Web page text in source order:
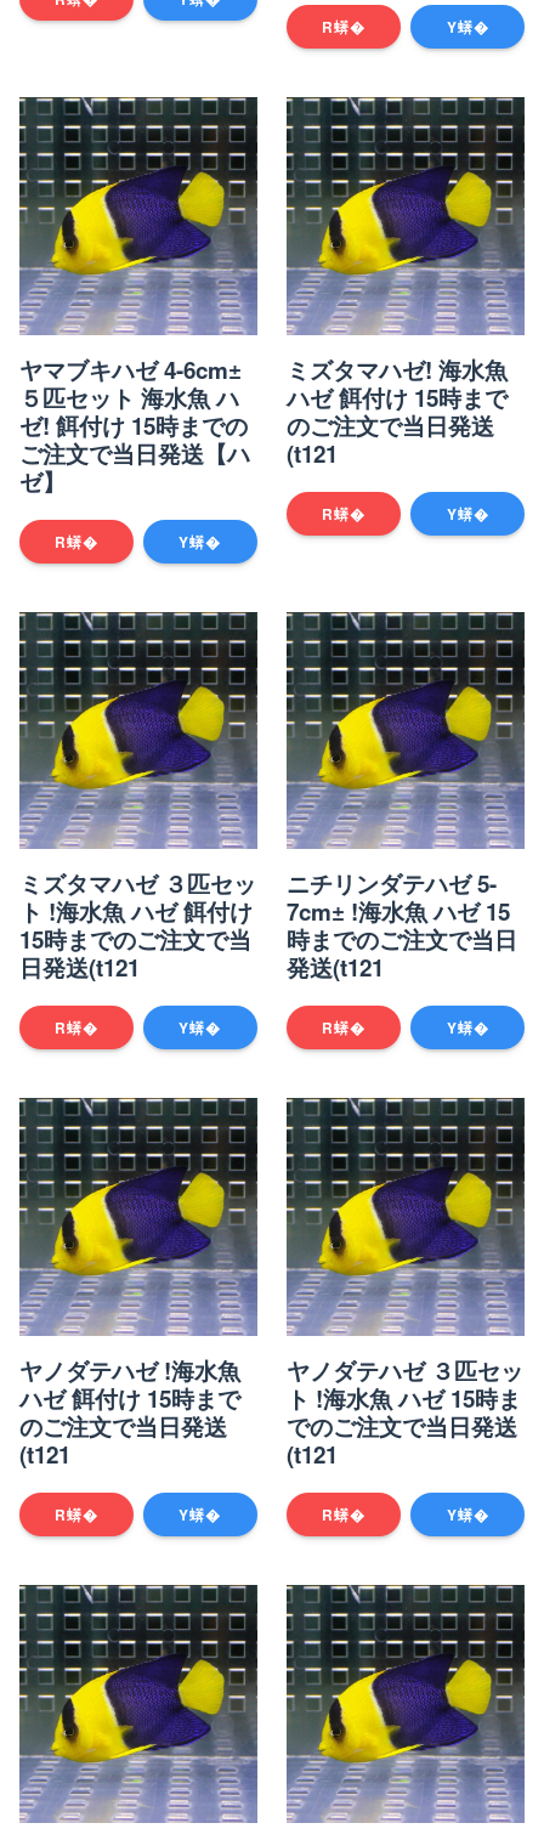
R蠎�
Y蠎�
ヤマブキハゼ 4-6cm±
５匹セット 海水魚 ハ
ゼ! 餌付け 15時までの
ご注文で当日発送【ハ
ゼ】
R蠎� Y蠎�
ミズタマハゼ! 海水魚
ハゼ 餌付け 15時まで
のご注文で当日発送
(t121
R蠎� Y蠎�
ミズタマハゼ ３匹セッ
ト !海水魚 ハゼ 餌付け
15時までのご注文で当
日発送(t121
R蠎� Y蠎�
ニチリンダテハゼ 5-
7cm± !海水魚 ハゼ 15
時までのご注文で当日
発送(t121
R蠎� Y蠎�
ヤノダテハゼ !海水魚
ハゼ 餌付け 15時まで
のご注文で当日発送
(t121
R蠎� Y蠎�
ヤノダテハゼ ３匹セッ
ト !海水魚 ハゼ 15時ま
でのご注文で当日発送
(t121
R蠎� Y蠎�